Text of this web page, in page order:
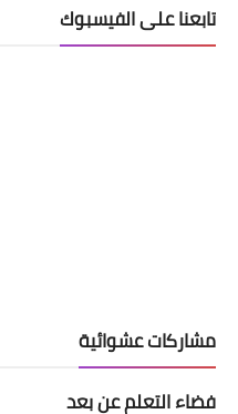
تابعنا على الفيسبوك
مشاركات عشوائية
فضاء التعلم عن بعد